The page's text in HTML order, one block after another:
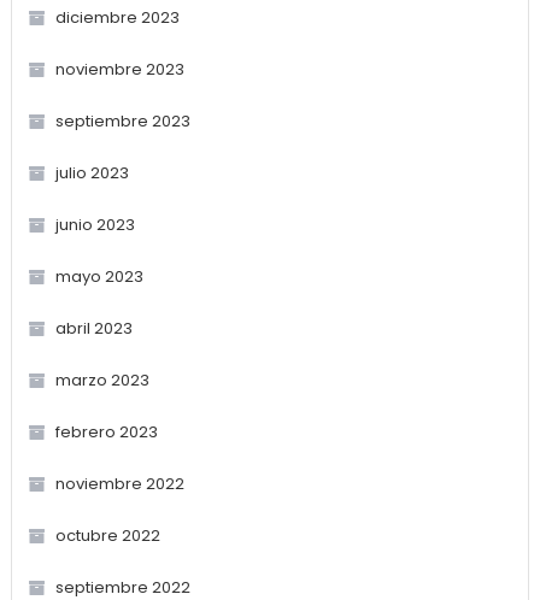
diciembre 2023
noviembre 2023
septiembre 2023
julio 2023
junio 2023
mayo 2023
abril 2023
marzo 2023
febrero 2023
noviembre 2022
octubre 2022
septiembre 2022